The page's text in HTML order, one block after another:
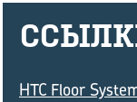
HTC Floor